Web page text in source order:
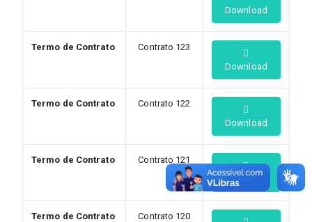
Download
Termo de Contrato
Contrato 123
Download
Termo de Contrato
Contrato 122
Download
Termo de Contrato
Contrato 121
Download
Termo de Contrato
Contrato 120